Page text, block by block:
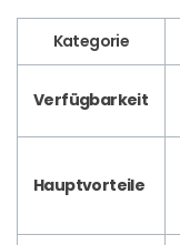
Kategorie
Verfügbarkeit
Hauptvorteile